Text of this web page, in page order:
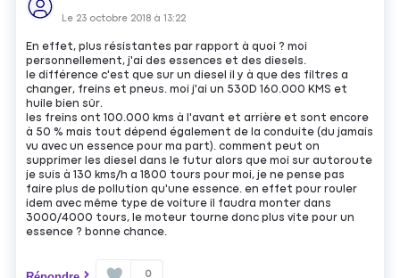
Le 23 octobre 2018 à13:22
En effet, plus résistantes par rapport à quoi ? moi
personnellement, j'ai des essences et des diesels.
le différence c'est que sur un diesel il y à que des filtres a
changer, freins et pneus. moi j'ai un 530D 160.000 KMS et
huile bien sûr.
les freins ont 100.000 kms à l'avant et arrière et sont encore
à 50 % mais tout dépend également de la conduite (du jamais
vu avec un essence pour ma part). comment peut on
supprimer les diesel dans le futur alors que moi sur autoroute
je suis à 130 kms/h a 1800 tours pour moi, je ne pense pas
faire plus de pollution qu'une essence. en effet pour rouler
idem avec même type de voiture il faudra monter dans
3000/4000 tours, le moteur tourne donc plus vite pour un
essence ? bonne chance.
0